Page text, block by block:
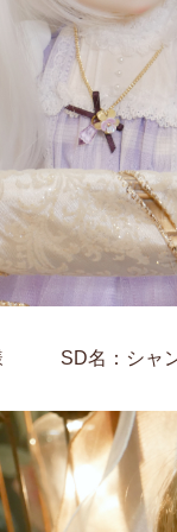
様 SD名：シャ